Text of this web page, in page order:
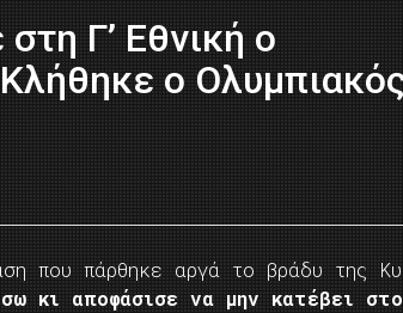
Γ’ Εθνική ο
ο
που πάρθηκε αργά το βράδυ της
κι αποφάσισε να μην κατέβει